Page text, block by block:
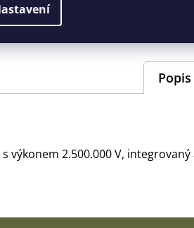
Popis
výkonem 2.500.000 V,